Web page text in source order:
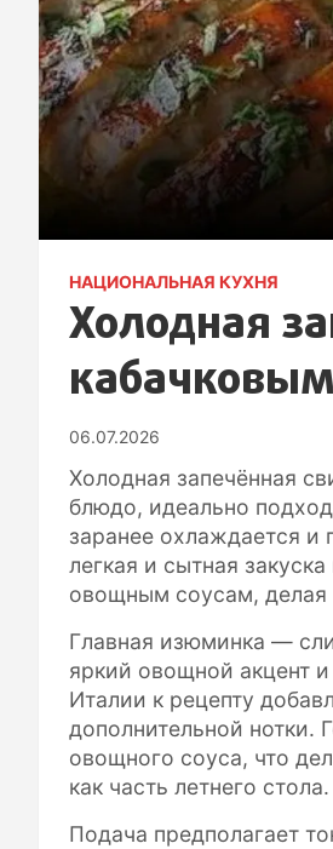
НАЦИОНАЛЬНАЯ КУХНЯ
Холодная
06.07.2026
Холодная запечённая
блюдо, идеально
заранее охлаждается
легкая и сытная
овощным соусам,
Главная изюминка —
яркий овощной акцент
Италии к рецепту
дополнительной нотки.
овощного соуса, что
как часть летнего стола.
Подача предполагает